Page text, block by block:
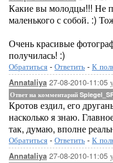
Какие вы молодцы!!! Не
маленького с собой. :)
Очень красивые
получилась! :)
Обратиться - Ответить - К
Annataliya 27-08-2010-11:05
Ответ на комментарий
Кротов ездил, его
насколько я знаю.
так, думаю, вполне
Обратиться - Ответить - К
Annataliya 27-08-2010-11:05